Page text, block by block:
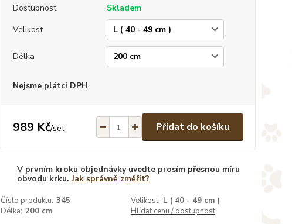
Dostupnost
Skladem
Velikost
Délka
Nejsme plátci DPH
989 Kč/set Přidat do košíku
V prvním kroku objednávky uveďte prosím přesnou míru
obvodu krku.Jak správně změřit?
Číslo produktu: 345 Velikost: L ( 40 - 49 cm )
Délka: 200 cm Hlídat cenu / dostupnost